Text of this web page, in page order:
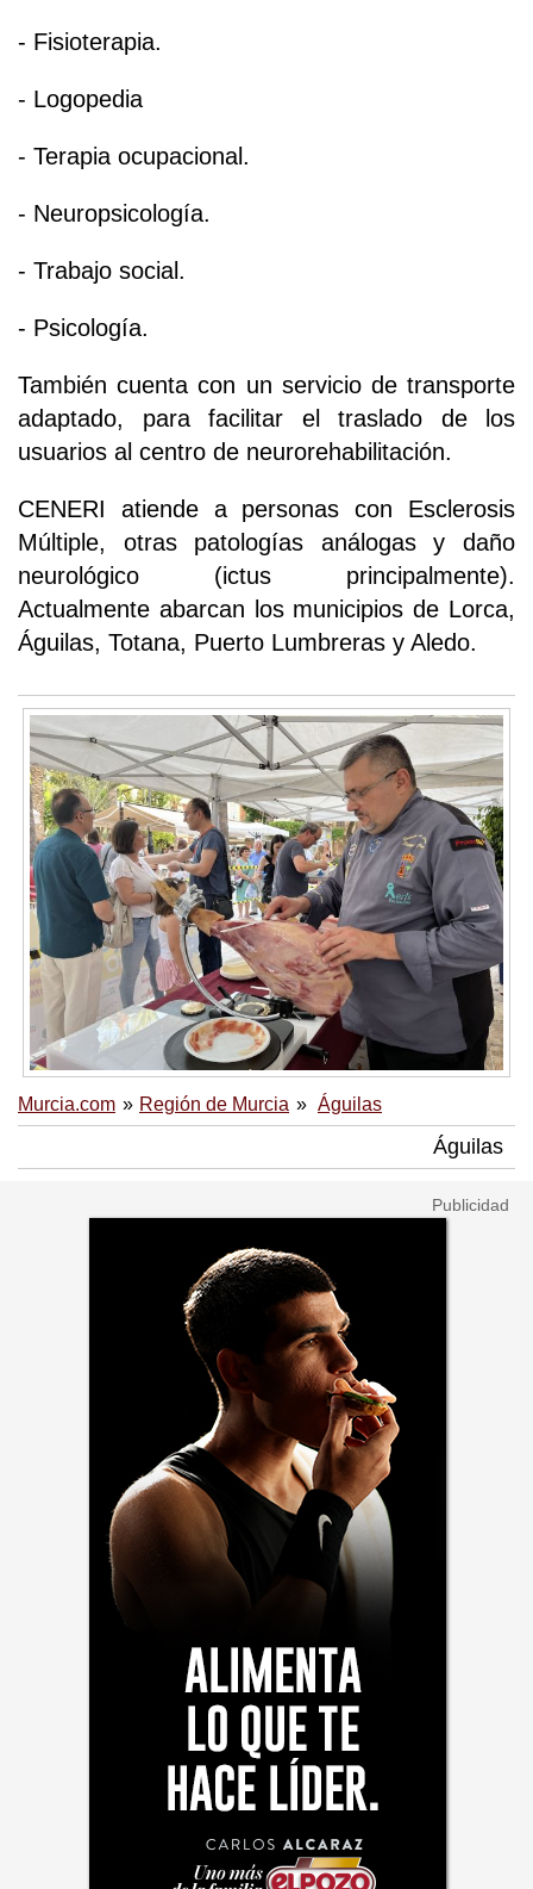
- Fisioterapia.
- Logopedia
- Terapia ocupacional.
- Neuropsicología.
- Trabajo social.
- Psicología.
También cuenta con un servicio de transporte
adaptado, para facilitar el traslado de los
usuarios al centro de neurorehabilitación.
CENERI atiende a personas con Esclerosis
Múltiple, otras patologías análogas y daño
neurológico (ictus principalmente).
Actualmente abarcan los municipios de Lorca,
Águilas, Totana, Puerto Lumbreras y Aledo.
Murcia.com Región de Murcia Águilas
Águilas